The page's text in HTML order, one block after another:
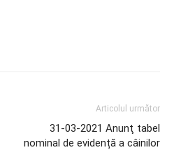
Articolul următor
31-03-2021 Anunţ tabel
nominal de evidență a câinilor